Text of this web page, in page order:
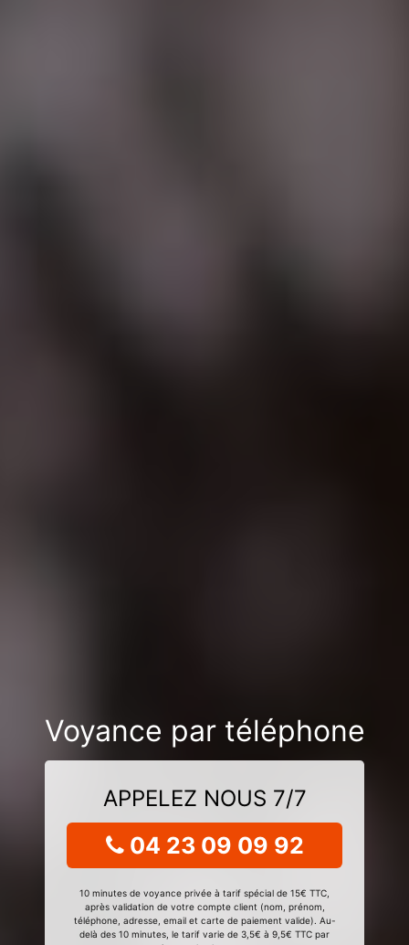
Voyance par téléphone
APPELEZ NOUS 7/7
04 23 09 09 92
10 minutes de voyance privée à tarif spécial de 15€ TTC,
après validation de votre compte client (nom, prénom,
téléphone, adresse, email et carte de paiement valide). Au-
delà des 10 minutes, le tarif varie de 3,5€ à 9,5€ TTC par